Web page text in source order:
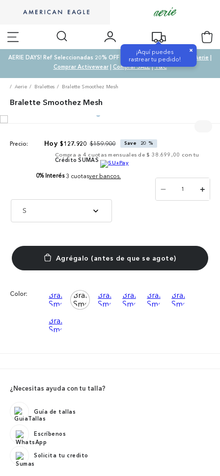
¡Aquí puedes
rastrear tu pedido!
×
AERIE DAYS! Ref Seleccionadas 20% OFF & SALE 50% OFF |Comprar Aerie |
Comprar Activewear| Comprar SALE|T&C
Aerie Bralettes Bralette Smoothez Mesh
Bralette Smoothez Mesh
Precio: $127. 920 $159.900 Save 20 %
Compra a 4 cuotas mensuales de $ 38.699,00 con tu
Crédito SUMAS
0% Interés 3 cuotasver bancos.
S
＋
－
Color:
¿Necesitas ayuda con tu talla?
Guía de tallas
Escríbenos
Solicita tu credito